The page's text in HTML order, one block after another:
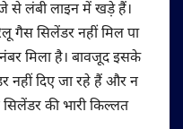
से लंबी लाइन में खड़े हैं।
गैस सिलेंडर नहीं मिल पा
मिला है। बावजूद इसके
नहीं दिए जा रहे हैं और न
सिलेंडर की भारी किल्लत